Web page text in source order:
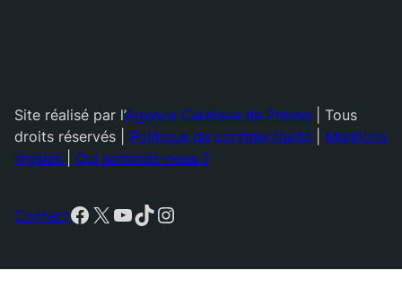
Site réalisé par l’Agence Catalane de Presse | Tous
droits réservés | Politique de confidentialité
Mentions
légales
Qui sommes-nous ?
ContactFacebook
X YouTube
TikTok
Instagram